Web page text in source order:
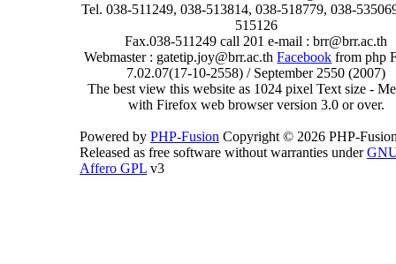
Tel. 038-511249, 038-513814, 038-518779, 038-
515126
Fax.038-511249 call 201 e-mail : brr@brr.ac.th
Webmaster : gatetip.joy@brr.ac.thFacebook from php
7.02.07(17-10-2558) / September 2550 (2007)
The best view this website as 1024 pixel Text size -
with Firefox web browser version 3.0 or over.
Powered by PHP-Fusion Copyright © 2026 PHP-
Released as free software without warranties under
Affero GPL v3